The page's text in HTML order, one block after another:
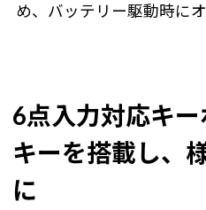
め、バッテリー駆動時に
6点入力対応キ
キーを搭載し、
に